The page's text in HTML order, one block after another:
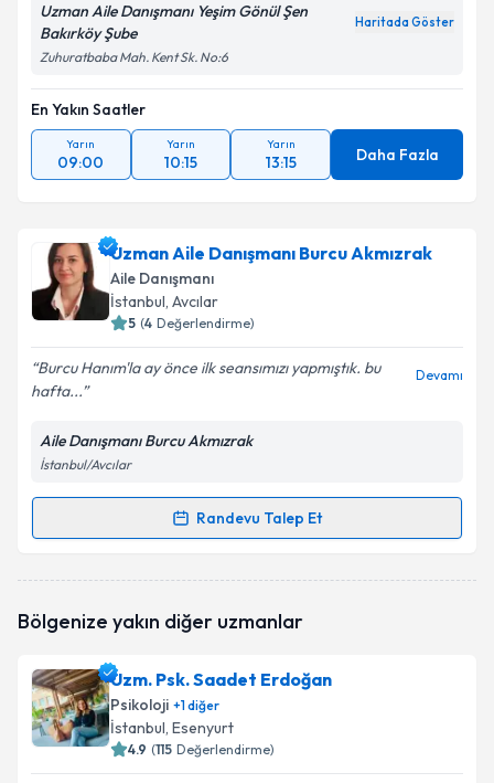
Uzman Aile Danışmanı Yeşim Gönül Şen
Bakırköy Şube
Haritada Göster
Zuhuratbaba Mah. Kent Sk. No:6
En Yakın Saatler
Yarın
09:00
Yarın
10:15
Yarın
13:15 Daha Fazla
Uzman Aile Danışmanı Burcu Akmızrak
Aile Danışmanı
İstanbul, Avcılar
5 (4 Değerlendirme)
Burcu Hanım'la ay önce ilk seansımızı yapmıştık. bu
hafta...
Devamı
Aile Danışmanı Burcu Akmızrak
İstanbul/Avcılar
Randevu Talep Et
Randevu Takvimi Talebi
randevu takvimi talebi oluşturun. Size bu uzmandan
posta ile bilgilendireceğiz.
E-posta Adresiniz
Bölgenize yakın diğer uzmanlar
Uzm. Psk. Saadet Erdoğan
Psikoloji +1diğer
İstanbul, Esenyurt
4.9 (115 Değerlendirme)